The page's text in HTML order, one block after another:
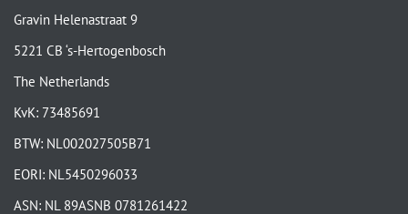
Gravin Helenastraat 9
5221 CB ‘s-Hertogenbosch
The Netherlands
KvK: 73485691
BTW: NL002027505B71
EORI: NL5450296033
ASN: NL 89ASNB 0781261422